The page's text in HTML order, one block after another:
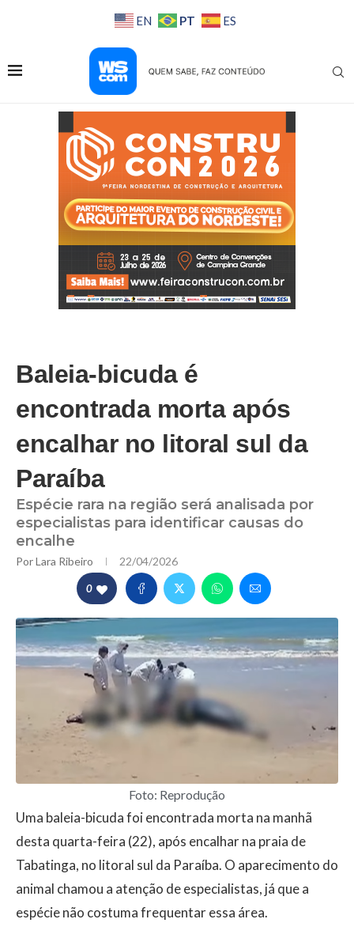
EN PT ES
Baleia-bicuda é
encontrada morta após
encalhar no litoral sul da
Paraíba
Espécie rara na região será analisada por
especialistas para identificar causas do
encalhe
PorLara Ribeiro 22/04/2026
0
Foto: Reprodução
Uma baleia-bicuda foi encontrada morta na manhã
desta quarta-feira (22), após encalhar na praia de
Tabatinga, no litoral sul da Paraíba. O aparecimento do
animal chamou a atenção de especialistas, já que a
espécie não costuma frequentar essa área.